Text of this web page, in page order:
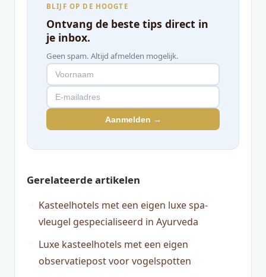
BLIJF OP DE HOOGTE
Ontvang de beste tips direct in
je inbox.
Geen spam. Altijd afmelden mogelijk.
Aanmelden →
Gerelateerde artikelen
Kasteelhotels met een eigen luxe spa-
vleugel gespecialiseerd in Ayurveda
Luxe kasteelhotels met een eigen
observatiepost voor vogelspotten